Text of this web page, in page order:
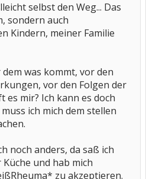
selbst den Weg... Das
sondern auch
Kindern, meiner Familie
was kommt, vor den
vor den Folgen der
es mir? Ich kann es doch
ich mich dem stellen
noch anders, da saß ich
und hab mich
zu akzeptieren.